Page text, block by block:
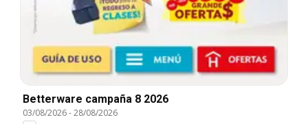
Betterware campaña 8 2026
03/08/2026-28/08/2026